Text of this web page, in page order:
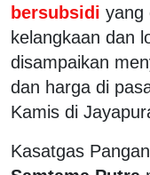
bersubsidi yang
kelangkaan dan
disampaikan
dan harga di
Kamis di
Kasatgas